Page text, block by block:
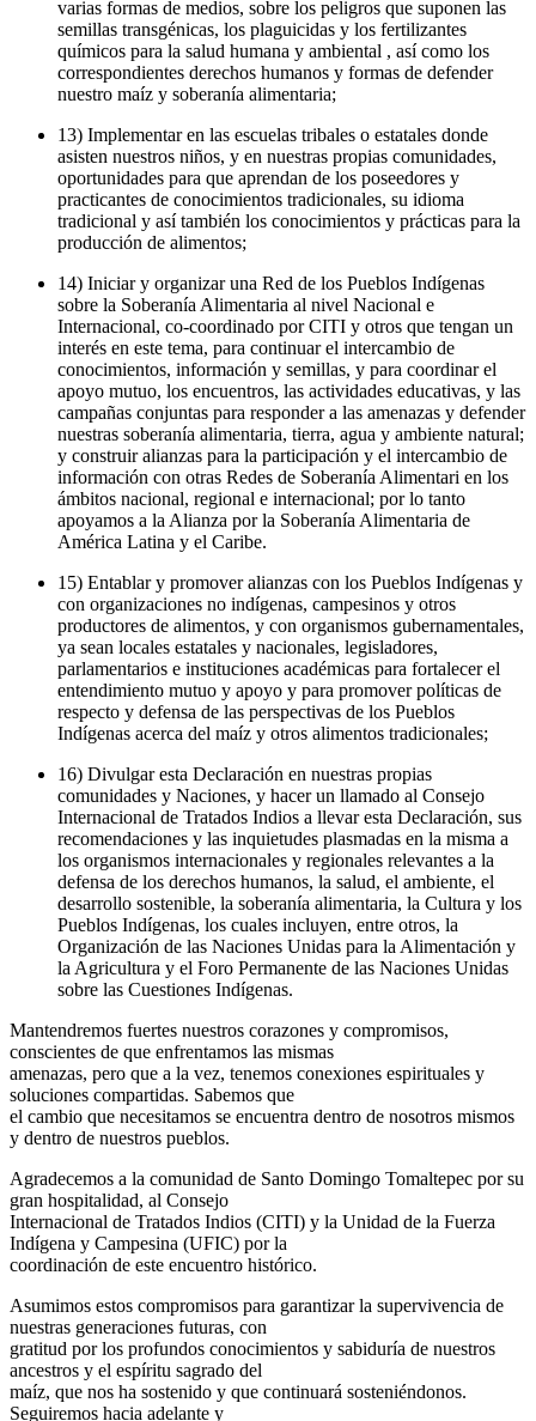
varias formas de medios, sobre los peligros que suponen las
semillas transgénicas, los plaguicidas y los fertilizantes
químicos para la salud humana y ambiental , así como los
correspondientes derechos humanos y formas de defender
nuestro maíz y soberanía alimentaria;
13) Implementar en las escuelas tribales o estatales donde
asisten nuestros niños, y en nuestras propias comunidades,
oportunidades para que aprendan de los poseedores y
practicantes de conocimientos tradicionales, su idioma
tradicional y así también los conocimientos y prácticas para la
producción de alimentos;
14) Iniciar y organizar una Red de los Pueblos Indígenas
sobre la Soberanía Alimentaria al nivel Nacional e
Internacional, co-coordinado por CITI y otros que tengan un
interés en este tema, para continuar el intercambio de
conocimientos, información y semillas, y para coordinar el
apoyo mutuo, los encuentros, las actividades educativas, y las
campañas conjuntas para responder a las amenazas y defender
nuestras soberanía alimentaria, tierra, agua y ambiente natural;
y construir alianzas para la participación y el intercambio de
información con otras Redes de Soberanía Alimentari en los
ámbitos nacional, regional e internacional; por lo tanto
apoyamos a la Alianza por la Soberanía Alimentaria de
América Latina y el Caribe.
15) Entablar y promover alianzas con los Pueblos Indígenas y
con organizaciones no indígenas, campesinos y otros
productores de alimentos, y con organismos gubernamentales,
ya sean locales estatales y nacionales, legisladores,
parlamentarios e instituciones académicas para fortalecer el
entendimiento mutuo y apoyo y para promover políticas de
respecto y defensa de las perspectivas de los Pueblos
Indígenas acerca del maíz y otros alimentos tradicionales;
16) Divulgar esta Declaración en nuestras propias
comunidades y Naciones, y hacer un llamado al Consejo
Internacional de Tratados Indios a llevar esta Declaración, sus
recomendaciones y las inquietudes plasmadas en la misma a
los organismos internacionales y regionales relevantes a la
defensa de los derechos humanos, la salud, el ambiente, el
desarrollo sostenible, la soberanía alimentaria, la Cultura y los
Pueblos Indígenas, los cuales incluyen, entre otros, la
Organización de las Naciones Unidas para la Alimentación y
la Agricultura y el Foro Permanente de las Naciones Unidas
sobre las Cuestiones Indígenas.
Mantendremos fuertes nuestros corazones y compromisos,
conscientes de que enfrentamos las mismas
amenazas, pero que a la vez, tenemos conexiones espirituales y
soluciones compartidas. Sabemos que
el cambio que necesitamos se encuentra dentro de nosotros mismos
y dentro de nuestros pueblos.
Agradecemos a la comunidad de Santo Domingo Tomaltepec por su
gran hospitalidad, al Consejo
Internacional de Tratados Indios (CITI) y la Unidad de la Fuerza
Indígena y Campesina (UFIC) por la
coordinación de este encuentro histórico.
Asumimos estos compromisos para garantizar la supervivencia de
nuestras generaciones futuras, con
gratitud por los profundos conocimientos y sabiduría de nuestros
ancestros y el espíritu sagrado del
maíz, que nos ha sostenido y que continuará sosteniéndonos.
Seguiremos hacia adelante y